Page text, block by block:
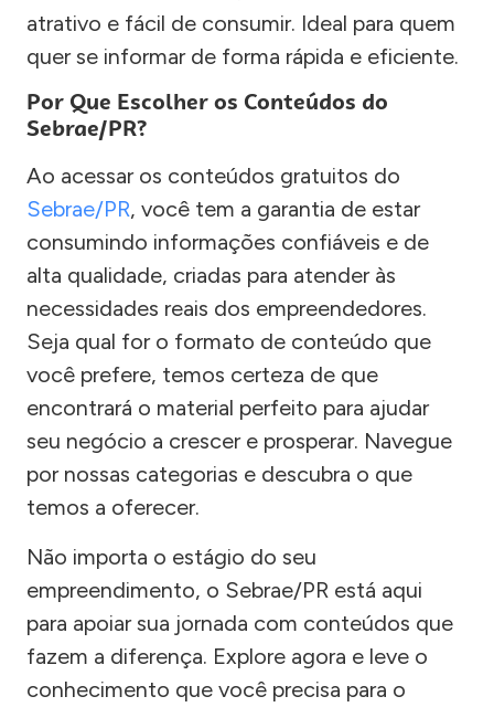
atrativo e fácil de consumir. Ideal para quem
quer se informar de forma rápida e eficiente.
Por Que Escolher os Conteúdos do
Sebrae/PR?
Ao acessar os conteúdos gratuitos do
Sebrae/PR, você tem a garantia de estar
consumindo informações confiáveis e de
alta qualidade, criadas para atender às
necessidades reais dos empreendedores.
Seja qual for o formato de conteúdo que
você prefere, temos certeza de que
encontrará o material perfeito para ajudar
seu negócio a crescer e prosperar. Navegue
por nossas categorias e descubra o que
temos a oferecer.
Não importa o estágio do seu
empreendimento, o Sebrae/PR está aqui
para apoiar sua jornada com conteúdos que
fazem a diferença. Explore agora e leve o
conhecimento que você precisa para o